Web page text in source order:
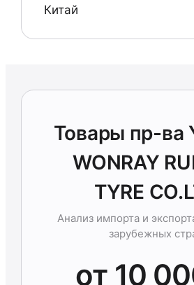
Китай
Товары пр-ва
WONRAY
TYRE
Анализ импорта и
зарубежных
от 10